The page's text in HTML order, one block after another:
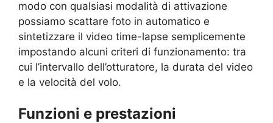
modo con qualsiasi modalità di attivazione
possiamo scattare foto in automatico e
sintetizzare il video time-lapse semplicemente
impostando alcuni criteri di funzionamento: tra
cui l’intervallo dell’otturatore, la durata del video
e la velocità del volo.
Funzioni e prestazioni